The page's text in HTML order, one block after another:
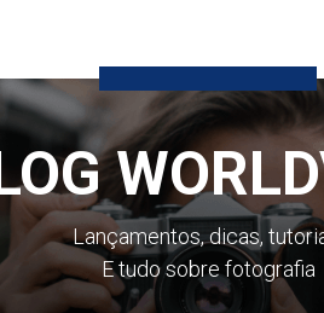
Lançamentos, dicas,
E tudo sobre fotografia